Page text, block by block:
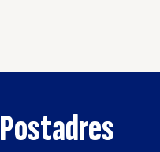
Postadres